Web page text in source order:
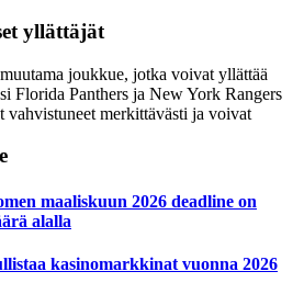
yllättäjät
joukkue, jotka voivat yllättää
Florida Panthers ja New York Rangers
merkittävästi ja voivat
maaliskuun 2026 deadline on
alalla
kasinomarkkinat vuonna 2026